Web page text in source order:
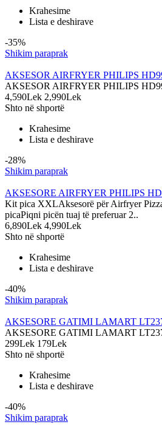
Krahesime
Lista e deshirave
-35%
Shikim paraprak
AKSESOR AIRFRYER PHILIPS
AKSESOR AIRFRYER PHILIPS
4,590Lek 2,990Lek
Shto në shportë
Krahesime
Lista e deshirave
-28%
Shikim paraprak
AKSESORE AIRFRYER PHILIPS
Kit pica XXLAksesorë për Airfryer
picaPiqni picën tuaj të preferuar 2..
6,890Lek 4,990Lek
Shto në shportë
Krahesime
Lista e deshirave
-40%
Shikim paraprak
AKSESORE GATIMI LAMART
AKSESORE GATIMI LAMART
299Lek 179Lek
Shto në shportë
Krahesime
Lista e deshirave
-40%
Shikim paraprak